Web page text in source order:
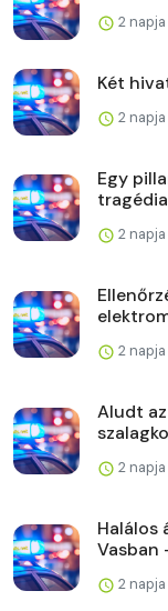
2
Két
2
Egy
tragédia
2
2
Aludt
2
Halálos
Vasban
2